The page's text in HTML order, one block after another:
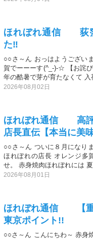
ほれぼれ通信 荻窪
た‼️
○○さ～ん おっはようござい
賀でーーーす(^_-)-☆ 【お詫
年の酷暑で芽が育たなくて 入
2026年08月02日
ほれぼれ通信 高評
店長直伝【本当に美
○○さ～ん ついに８月になり
ほれぼれの店長 オレンジ多
せ。 赤身焼肉ほれぼれには
2026年08月01日
ほれぼれ通信 【重
東京ポイント!!
○○さ～ん こんにちわ～ 赤身